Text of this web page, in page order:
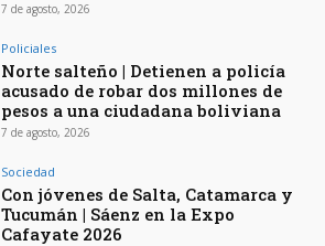
7 de agosto, 2026
Policiales
Norte salteño | Detienen a policía
acusado de robar dos millones de
pesos a una ciudadana boliviana
7 de agosto, 2026
Sociedad
Con jóvenes de Salta, Catamarca y
Tucumán | Sáenz en la Expo
Cafayate 2026